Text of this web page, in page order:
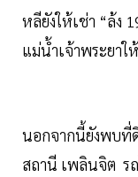
หลียังให้เช่า “ล้ง
แม่นํ้าเจ้าพระยาใ
นอกจากนี้ยังพบที่
สถานี เพลินจิต ร